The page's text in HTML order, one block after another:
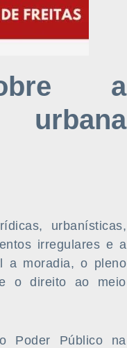
a
urbanísticas,
irregulares e a
a moradia, o pleno
e o direito ao meio
Poder Público na